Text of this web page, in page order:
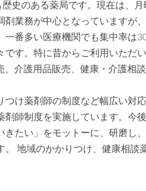
史のある薬局です。現在は、
剤業務が中心となっていますが
番多い医療機関でも集中率は
す。特に昔からご利用いただ
、介護用品販売、健康・介護相
け薬剤師の制度など幅広い対応
剤師制度を実施しています。今
たい」をモットーに、研磨し
。 地域のかかりつけ、健康相談